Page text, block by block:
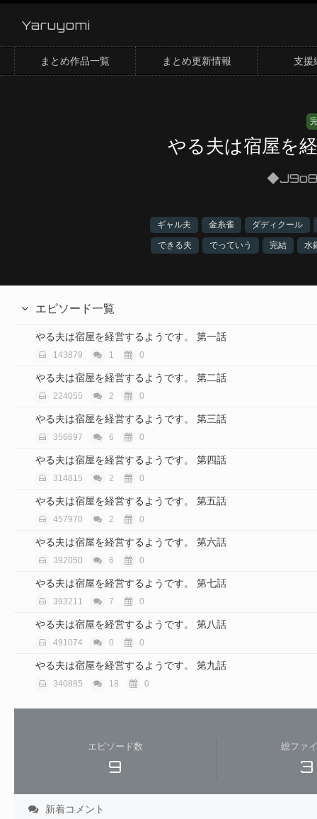
Yaruyomi
まとめ作品一覧 まとめ更新情報 支援
やる夫は宿屋を
ギャル夫 金糸雀 ダディクール
できる夫 でっていう 完結 水
エピソード一覧
やる夫は宿屋を経営するようです。 第一話
143879 1 0
やる夫は宿屋を経営するようです。 第二話
224055 2 0
やる夫は宿屋を経営するようです。 第三話
356697 6 0
やる夫は宿屋を経営するようです。 第四話
314815 2 0
やる夫は宿屋を経営するようです。 第五話
457970 2 0
やる夫は宿屋を経営するようです。 第六話
392050 6 0
やる夫は宿屋を経営するようです。 第七話
393211 7 0
やる夫は宿屋を経営するようです。 第八話
491074 0 0
やる夫は宿屋を経営するようです。 第九話
340885 18 0
エピソード数
9
総ファ
新着コメント